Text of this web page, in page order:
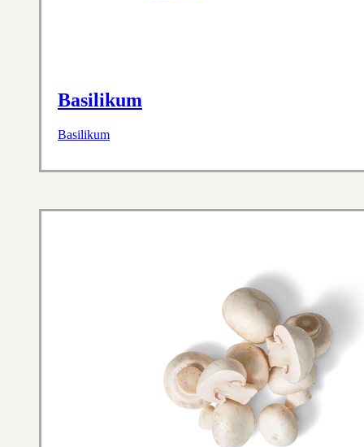
Basilikum
Basilikum